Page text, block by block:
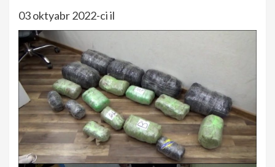
03 oktyabr 2022-ci il